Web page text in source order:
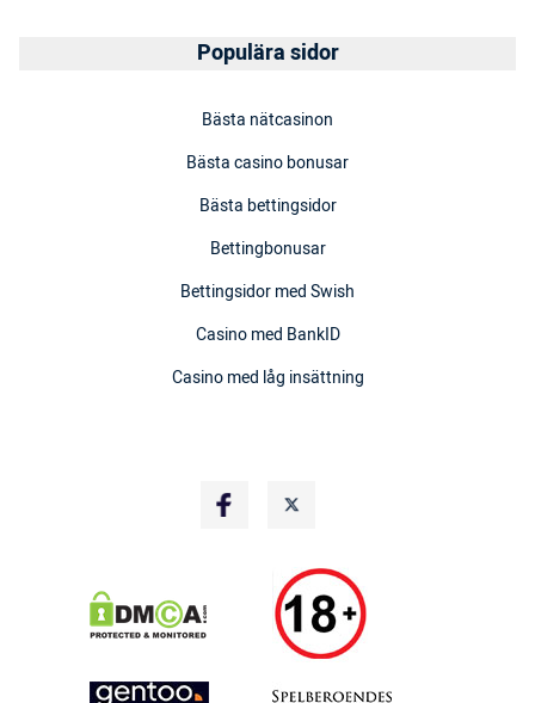
Populära sidor
Bästa nätcasinon
Bästa casino bonusar
Bästa bettingsidor
Bettingbonusar
Bettingsidor med Swish
Casino med BankID
Casino med låg insättning